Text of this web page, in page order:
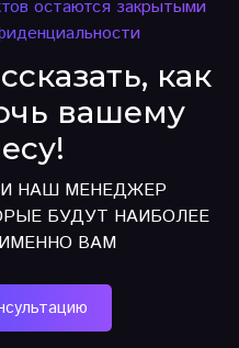
остаются закрытыми
как
вашему
И НАШ МЕНЕДЖЕР
БУДУТ НАИБОЛЕЕ
ВАМ